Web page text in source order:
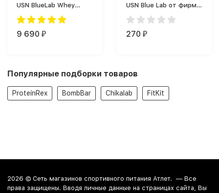
USN BlueLab Whey
(2000 г)
9 690 ₽
USN Blue Lab от фирмы
ЮСН (34 г)
270 ₽
Популярные подборки товаров
ProteinRex BombBar Chikalab FitKit
2026 © Сеть магазинов спортивного питания Атлет. — Все
права защищены. Вводя личные данные на страницах сайта, Вы